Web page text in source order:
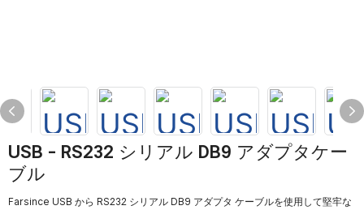
USB - RS232 シリアル DB9 アダプタケー
ブル
Farsince USB から RS232 シリアル DB9 アダプタ ケーブルを使用して堅牢な